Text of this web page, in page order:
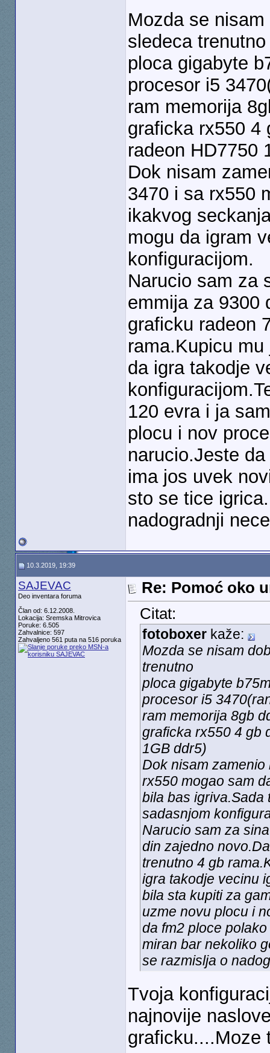
Mozda se
sledeca trenutno
ploca gigabyte
procesor i5
ram memorija
graficka rx550 4
radeon HD7750
Dok nisam
3470 i sa rx550
ikakvog
mogu da igram
konfiguracijom.
Narucio sam za
emmija za 9300
graficku radeon
rama.Kupicu
da igra takodje
120 evra i ja
plocu i nov
narucio.Jeste
ima jos uvek
sto se tice
nadogradnji
10.3.2019, 19:39
SAJEVAC
Deo inventara foruma
Član od: 6.12.2008.
Lokacija: Sremska Mitrovica
Poruke: 6.505
Zahvalnice: 597
Zahvaljeno 561 puta na 516 poruka
Re: Pomoć oko
Citat:
fotoboxerkaže:
Mozda se nisam
trenutno
ploca gigabyte
procesor i5
ram memorija 8gb
graficka rx550 4 gb
1GB ddr5)
Dok nisam
rx550 mogao sam
bila bas igriva.Sada
sadasnjom
Narucio sam za
din zajedno
trenutno 4 gb
igra takodje vecinu
bila sta kupiti za
uzme novu plocu i
da fm2 ploce
miran bar nekoliko
se razmislja o
Tvoja
najnovije
graficku....Moze